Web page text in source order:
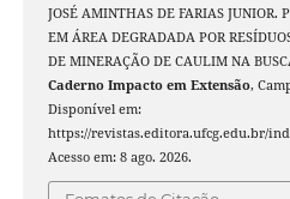
JOSÉ AMINTHAS DE FARIAS JUNIOR.
EM ÁREA DEGRADADA POR
DE MINERAÇÃO DE CAULIM NA
Caderno Impacto em Extensão,
Disponível em:
https://revistas.editora.ufcg.edu.br/
Acesso em: 8 ago. 2026.